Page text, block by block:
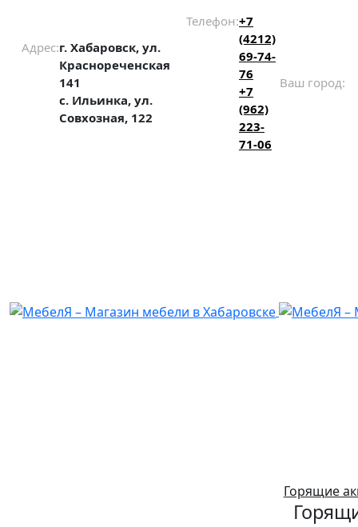
Адрес:г. Хабаровск, ул.
Краснореченская
141
с. Ильинка, ул.
Совхозная, 122
Телефон:+7
(4212)
69-74-
76
+7
(962)
223-
71-06
Ваш город:
Горящие